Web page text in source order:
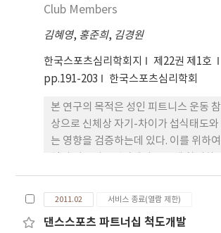
잘 변별하는 요인으로 나타났다. 마지막
인과는 긍정적인 관계를, 긴장불안과는
계를 보이는 것으로 나타났다.
Club Members
김혜영, 홍준희, 김경원
한국스포츠심리학회지
제22권 제1호
pp.191-203
한국스포츠심리학회
본 연구의 목적은 성인 피트니스 운동
상으로 신체상 자기-차이가 섭식태도와
는 영향을 검증하는데 있다. 이를 위하여
세 이상의 성인을 표집하여 카이제곱검
t-검증, 일원배치분산분석(one-way
회귀분석(Multiple regression
였으며 그 결과는 다음과 같다. 첫째, 여
2011.02 서비스 종료(열람 제한)
댄스스포츠 파트너십 척도개발